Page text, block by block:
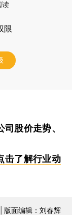
读
限
司股价走势、
击了解行业动
版面编辑：刘春辉